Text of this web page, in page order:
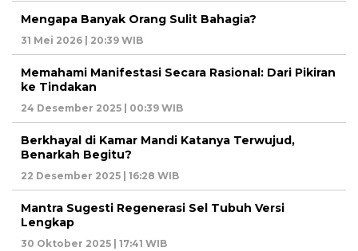
Mengapa Banyak Orang Sulit Bahagia?
31 Mei 2026 | 20:39 WIB
Memahami Manifestasi Secara Rasional: Dari Pikiran
ke Tindakan
24 Desember 2025 | 00:39 WIB
Berkhayal di Kamar Mandi Katanya Terwujud,
Benarkah Begitu?
22 Desember 2025 | 16:28 WIB
Mantra Sugesti Regenerasi Sel Tubuh Versi
Lengkap
30 Oktober 2025 | 17:41 WIB